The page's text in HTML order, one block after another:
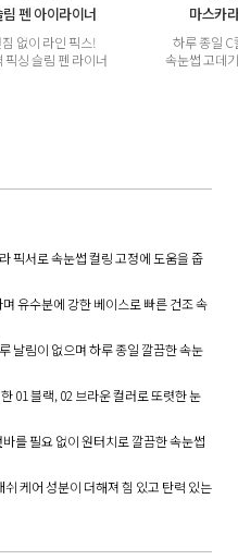
림 펜 아이라이너
없이 라인 픽스!
픽싱 슬림 펜 라이너
마스카
하루 종일 C
속눈썹 고데
픽서로 속눈썹 컬링 고정에 도움을 줍
유수분에 강한 베이스로 빠른 건조 속
날림이 없으며 하루 종일 깔끔한 속눈
01 블랙, 02 브라운 컬러로 또렷한 눈
를 필요 없이 원터치로 깔끔한 속눈썹
케어 성분이 더해져 힘 있고 탄력 있는